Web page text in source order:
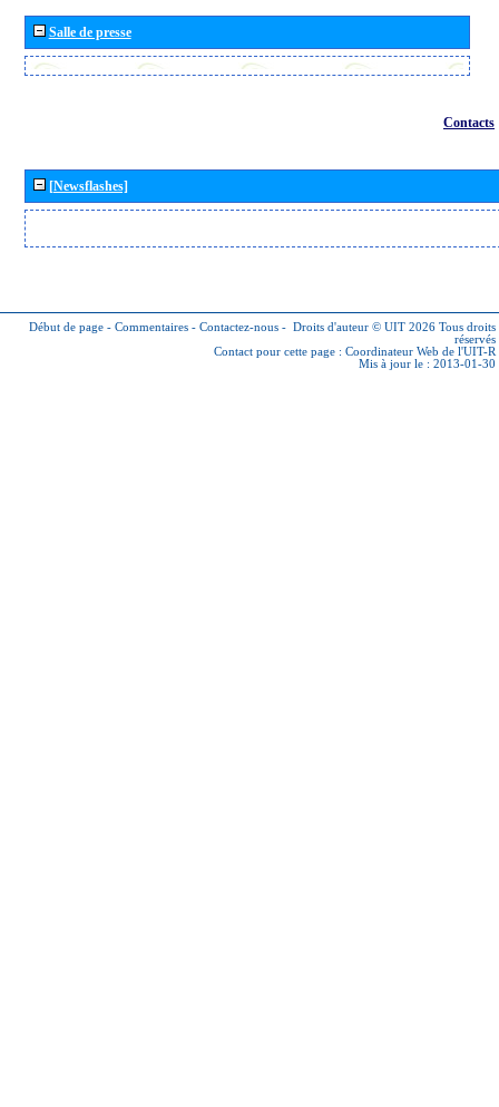
Salle de presse
Contacts
[Newsflashes]
Début de page - Commentaires - Contactez-nous - Droits d'auteur © UIT 2026 Tous droits
réservés
Contact pour cette page : Coordinateur Web de l'UIT-R
Mis à jour le : 2013-01-30